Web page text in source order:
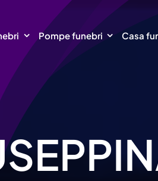
Pompe funebri Casa